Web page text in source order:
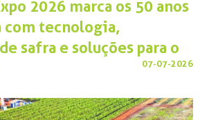
2026 marca os 50 anos
com tecnologia,
safra e soluções para o
07-07-2026